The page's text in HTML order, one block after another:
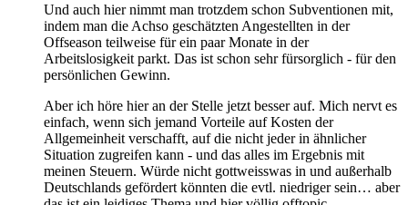
Und auch hier nimmt man trotzdem schon Subventionen mit,
indem man die Achso geschätzten Angestellten in der
Offseason teilweise für ein paar Monate in der
Arbeitslosigkeit parkt. Das ist schon sehr fürsorglich - für den
persönlichen Gewinn.
Aber ich höre hier an der Stelle jetzt besser auf. Mich nervt es
einfach, wenn sich jemand Vorteile auf Kosten der
Allgemeinheit verschafft, auf die nicht jeder in ähnlicher
Situation zugreifen kann - und das alles im Ergebnis mit
meinen Steuern. Würde nicht gottweisswas in und außerhalb
Deutschlands gefördert könnten die evtl. niedriger sein… aber